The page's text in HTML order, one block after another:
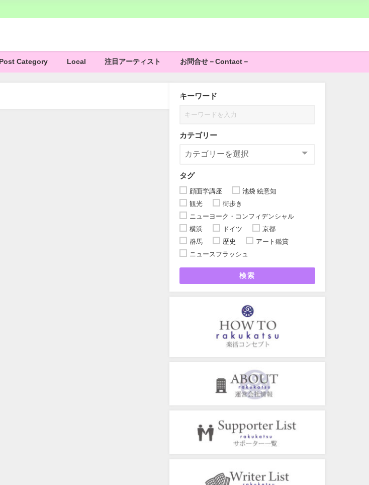
Post Category Local 注目アーティスト お問合せ－Contact－
キーワード
カテゴリー
タグ
顔面学講座
池袋 絵意知
観光
街歩き
ニューヨーク・コンフィデンシャル
横浜
ドイツ
京都
群馬
歴史
アート鑑賞
ニュースフラッシュ
検索